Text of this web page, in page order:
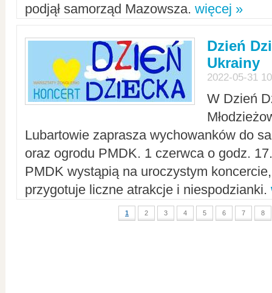
podjął samorząd Mazowsza. więcej »
Dzień
Ukrainy
2022-05-31
W Dzień
Lubartowie zaprasza wychowanków do
oraz ogrodu PMDK. 1 czerwca o godz.
PMDK wystąpią na uroczystym
przygotuje liczne atrakcje i niespodzianki.
1 2 3 4 5 6 7 8